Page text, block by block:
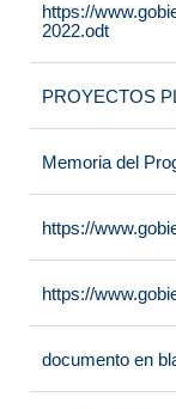
https://
2022.odt
PROYECTOS
Memoria del
https://
https://
documento en